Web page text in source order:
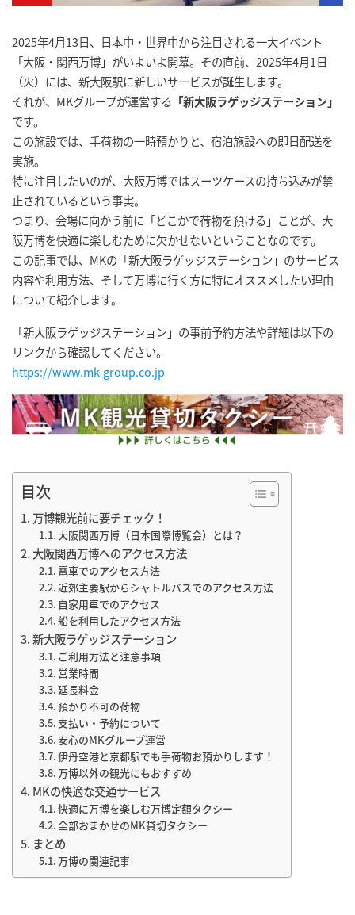
2025年4月13日、日本中・世界中から注目される一大イベント
「大阪・関西万博」がいよいよ開幕。その直前、2025年4月1日
（火）には、新大阪駅に新しいサービスが誕生します。
それが、MKグループが運営する 「新大阪ラゲッジステーション」
です。
この施設では、手荷物の一時預かりと、宿泊施設への即日配送を
実施。
特に注目したいのが、大阪万博ではスーツケースの持ち込みが禁
止されているという事実。
つまり、会場に向かう前に「どこかで荷物を預ける」ことが、大
阪万博を快適に楽しむために欠かせないということなのです。
この記事では、MKの「新大阪ラゲッジステーション」のサービス
内容や利用方法、そして万博に行く方に特にオススメしたい理由
について紹介します。
「新大阪ラゲッジステーション」の事前予約方法や詳細は以下の
リンクから確認してください。
https://www.mk-group.co.jp
目次
万博観光前に要チェック！
大阪関西万博（日本国際博覧会）とは？
大阪関西万博へのアクセス方法
電車でのアクセス方法
近郊主要駅からシャトルバスでのアクセス方法
自家用車でのアクセス
船を利用したアクセス方法
新大阪ラゲッジステーション
ご利用方法と注意事項
営業時間
延長料金
預かり不可の荷物
支払い・予約について
安心のMKグループ運営
伊丹空港と京都駅でも手荷物お預かりします！
万博以外の観光にもおすすめ
MKの快適な交通サービス
快適に万博を楽しむ万博定額タクシー
全部おまかせのMK貸切タクシー
まとめ
万博の関連記事